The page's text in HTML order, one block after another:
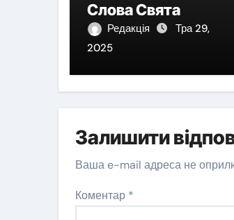
Слова Свята
Редакція
Тра 29,
2025
Залишити
Ваша e-mail адреса не
Коментар *